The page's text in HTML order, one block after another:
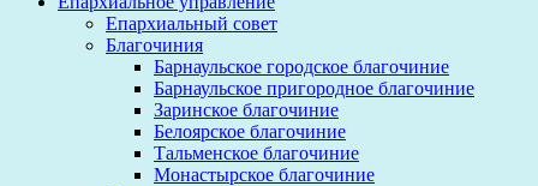
Епархиальный совет
Благочиния
Барнаульское городское благочиние
Барнаульское пригородное благочиние
Заринское благочиние
Белоярское благочиние
Тальменское благочиние
Монастырское благочиние